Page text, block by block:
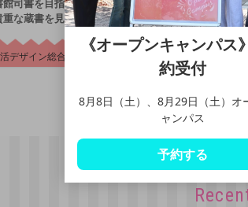
館司書を目指す学生が岩瀬文庫に
重な蔵書を見学しました
デザイン総合学科
古代エ
岡崎市
生活
《オープンキャンパ
約受付
8月8日（土）、8月29日（土）オ
ャンパス
予約する